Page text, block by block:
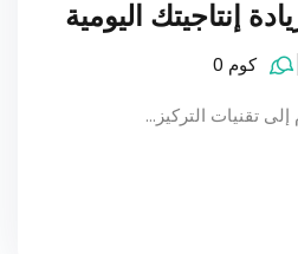
إنتاجيتك اليومية
كوم 0
تقنيات التركيز…